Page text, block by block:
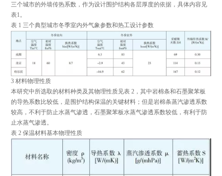
三个城市的外墙传热系数，作为设计围护结构各层厚度的依据，具体内容见
表1。
表 1 三个典型城市冬季室内外气象参数和热工设计参数
3 材料物理性质
本研究中所选取的材料种类及其物理性质见表 2，其中岩棉条和石墨聚苯板
的导热系数比较低，是围护结构保温的关键材料；但是岩棉条蒸汽渗透系数
较高，不利于防止水蒸气渗透，石墨聚苯板水蒸气渗透系数较低，有利于防
止水蒸气渗透。
表 2 保温材料基本物理性质